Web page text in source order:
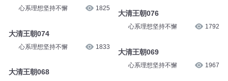
心系理想坚持不懈 1825
大清王朝074
心系理想坚持不懈 1833
大清王朝068
大清王朝076
心系理想坚持不懈 1792
大清王朝069
心系理想坚持不懈 1967